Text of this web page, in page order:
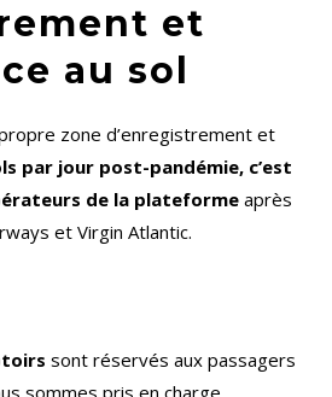
et
au sol
zone d’enregistrement et
par jour post-pandémie, c’est
de la plateforme après
et Virgin Atlantic.
sont réservés aux passagers